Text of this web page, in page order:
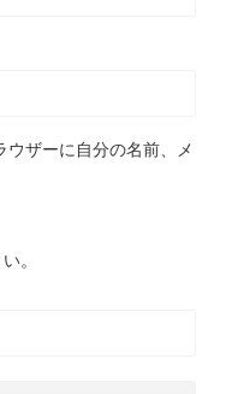
ウザーに自分の名前、メ
。